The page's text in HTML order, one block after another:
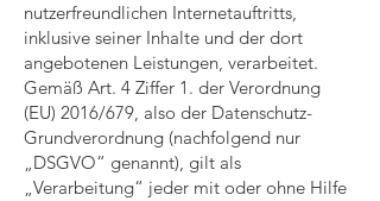
nutzerfreundlichen Internetauftritts,
inklusive seiner Inhalte und der dort
angebotenen Leistungen, verarbeitet.
Gemäß Art. 4 Ziffer 1. der Verordnung
(EU) 2016/679, also der Datenschutz-
Grundverordnung (nachfolgend nur
„DSGVO“ genannt), gilt als
„Verarbeitung“ jeder mit oder ohne Hilfe